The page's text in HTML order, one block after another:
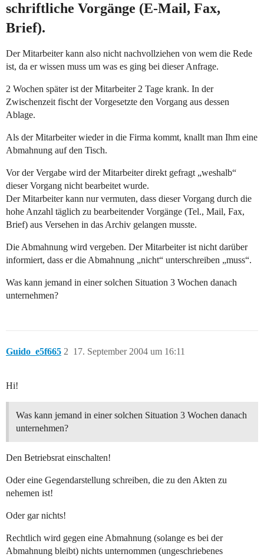
schriftliche Vorgänge (E-Mail, Fax,
Brief).
Der Mitarbeiter kann also nicht nachvollziehen von wem die Rede
ist, da er wissen muss um was es ging bei dieser Anfrage.
2 Wochen später ist der Mitarbeiter 2 Tage krank. In der
Zwischenzeit fischt der Vorgesetzte den Vorgang aus dessen
Ablage.
Als der Mitarbeiter wieder in die Firma kommt, knallt man Ihm eine
Abmahnung auf den Tisch.
Vor der Vergabe wird der Mitarbeiter direkt gefragt „weshalb“
dieser Vorgang nicht bearbeitet wurde.
Der Mitarbeiter kann nur vermuten, dass dieser Vorgang durch die
hohe Anzahl täglich zu bearbeitender Vorgänge (Tel., Mail, Fax,
Brief) aus Versehen in das Archiv gelangen musste.
Die Abmahnung wird vergeben. Der Mitarbeiter ist nicht darüber
informiert, dass er die Abmahnung „nicht“ unterschreiben „muss“.
Was kann jemand in einer solchen Situation 3 Wochen danach
unternehmen?
Guido_e5f665 17. September 2004 um 16:11
2
Hi!
Was kann jemand in einer solchen Situation 3 Wochen danach
unternehmen?
Den Betriebsrat einschalten!
Oder eine Gegendarstellung schreiben, die zu den Akten zu
nehemen ist!
Oder gar nichts!
Rechtlich wird gegen eine Abmahnung (solange es bei der
Abmahnung bleibt) nichts unternommen (ungeschriebenes